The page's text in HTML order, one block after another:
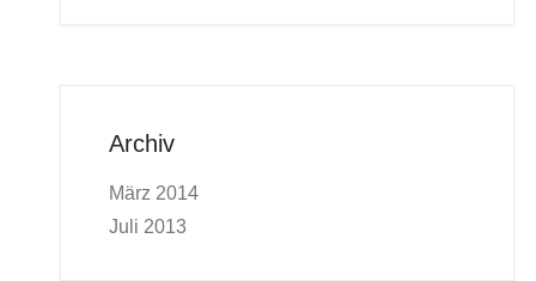
Archiv
März 2014
Juli 2013